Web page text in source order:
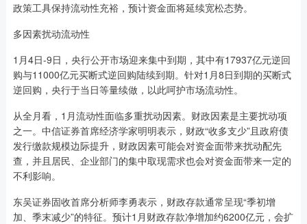
政策工具保持流动性充裕，预计资金面将延续宽松态势。
多因素扰动流动性
1月4日-9日，央行公开市场迎来集中到期，其中有17937亿元逆回
购与11000亿元买断式逆回购陆续到期。针对1月8日到期的买断式
逆回购，央行于当日等量续做，以此呵护市场流动性。
从全月看，1月流动性面临多重扰动因素。财政因素是主要扰动项
之一。中信证券首席经济学家明明表示，财政“收多支少”且政府债
发行缴款规模边际提升，财政因素可能会对资金面带来扰动配先
查，并且居民、企业部门的集中取现需求也会对资金面带来一定的
不利影响。
东吴证券固收首席分析师李勇表示，财政存款通常呈现“季初增
加、季末减少”的特征。预计1月财政存款净增加约6200亿元，会扩